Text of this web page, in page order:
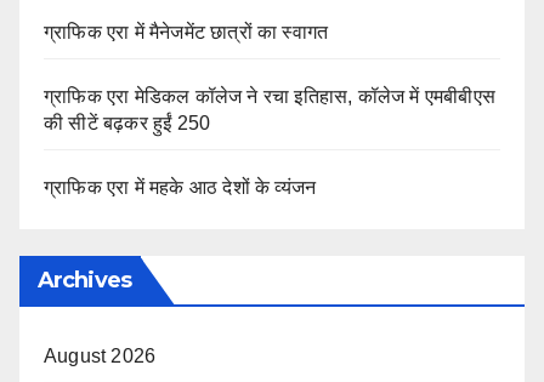
ग्राफिक एरा में मैनेजमेंट छात्रों का स्वागत
ग्राफिक एरा मेडिकल कॉलेज ने रचा इतिहास, कॉलेज में एमबीबीएस
की सीटें बढ़कर हुईं 250
ग्राफिक एरा में महके आठ देशों के व्यंजन
Archives
August 2026